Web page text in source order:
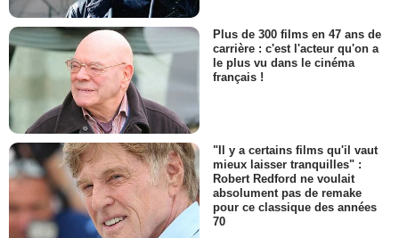
Plus de 300 films en 47 ans de
carrière : c'est l'acteur qu'on a
le plus vu dans le cinéma
français !
"Il y a certains films qu'il vaut
mieux laisser tranquilles" :
Robert Redford ne voulait
absolument pas de remake
pour ce classique des années
70